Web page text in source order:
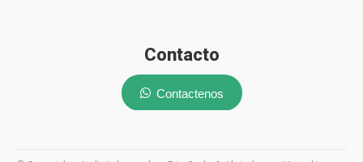
Contacto
Contactenos